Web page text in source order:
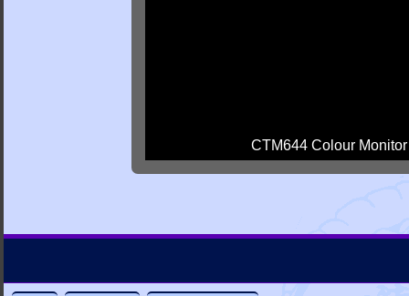
CTM644 Colour Monitor